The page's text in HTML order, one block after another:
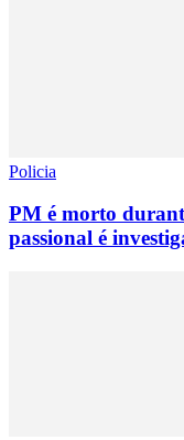
Policia
PM é morto
passional é